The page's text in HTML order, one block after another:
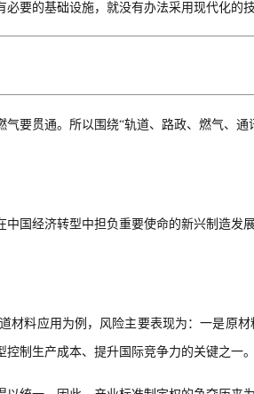
要的基础设施，就没有办法采用现代化的
气要贯通。 所以围绕“轨道、路政、燃气、通
中国经济转型中担负重要使命的新兴制造发
材料应用为例，风险主要表现为：一是原
控制生产成本、提升国际竞争力的关键之一。